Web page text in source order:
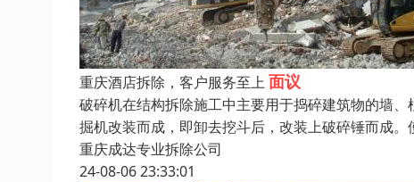
重庆酒店拆除，客户服务至上 面议
破碎机在结构拆除施工中主要用于捣碎建筑物的墙
掘机改装而成，即卸去挖斗后，改装上破碎锤而成
重庆成达专业拆除公司
24-08-06 23:33:01